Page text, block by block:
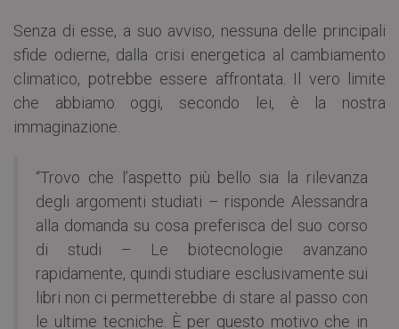
Senza di esse, a suo avviso, nessuna delle principali
sfide odierne, dalla crisi energetica al cambiamento
climatico, potrebbe essere affrontata. Il vero limite
che abbiamo oggi, secondo lei, è la nostra
immaginazione.
“Trovo che l’aspetto più bello sia la rilevanza
degli argomenti studiati – risponde Alessandra
alla domanda su cosa preferisca del suo corso
di studi – Le biotecnologie avanzano
rapidamente, quindi studiare esclusivamente sui
libri non ci permetterebbe di stare al passo con
le ultime tecniche. È per questo motivo che in